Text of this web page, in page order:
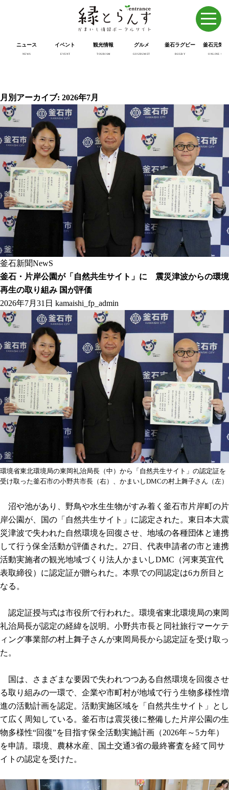
ニュース
NEWS
イベント
EVENT
観光情報
TOURISM
グルメ
GOURUMET
釜石ラグビー
RUGBY
釜石元気
ONLINE SHOP
月別アーカイブ: 2026年7月
釜石新聞NewS
釜石・片岸公園が「自然共生サイト」に 震災津波からの環境
再生の取り組み 国が評価
2026年7月31日 kamaishi_fp_admin
環境省東北環境局の東岡礼治局長（中）から「自然共生サイト」の認定証を
受け取った釜石市の小野共市長（右）、かまいしDMCの村上舞子さん（左）
沼や池があり、野鳥や水生生物がすみ着く釜石市片岸町の片
岸公園が、国の「自然共生サイト」に認定された。東日本大震
災津波で失われた自然環境を回復させ、地域の各種団体と連携
して行う保全活動が評価された。27日、代表申請者の市と連携
活動実施者の観光地域づくり法人かまいしDMC（河東英宜代
表取締役）に認定証が贈られた。本県での同認定は6カ所目と
なる。
認定証授与式は市役所で行われた。環境省東北環境局の東岡
礼治局長が認定の経緯を説明。小野共市長と同社旅行マーケテ
ィング事業部の村上舞子さんが東岡局長から認定証を受け取っ
た。
国は、さまざまな要因で失われつつある自然環境を回復させ
る取り組みの一環で、企業や市町村が地域で行う生物多様性増
進の活動計画を認定。活動実施区域を「自然共生サイト」とし
て広く周知している。釜石市は震災後に整備した片岸公園の生
物多様性“回復”を目指す保全活動実施計画（2026年～5カ年）
を申請。環境、農林水産、国土交通3省の最終審査を経て同サ
イトの認定を受けた。